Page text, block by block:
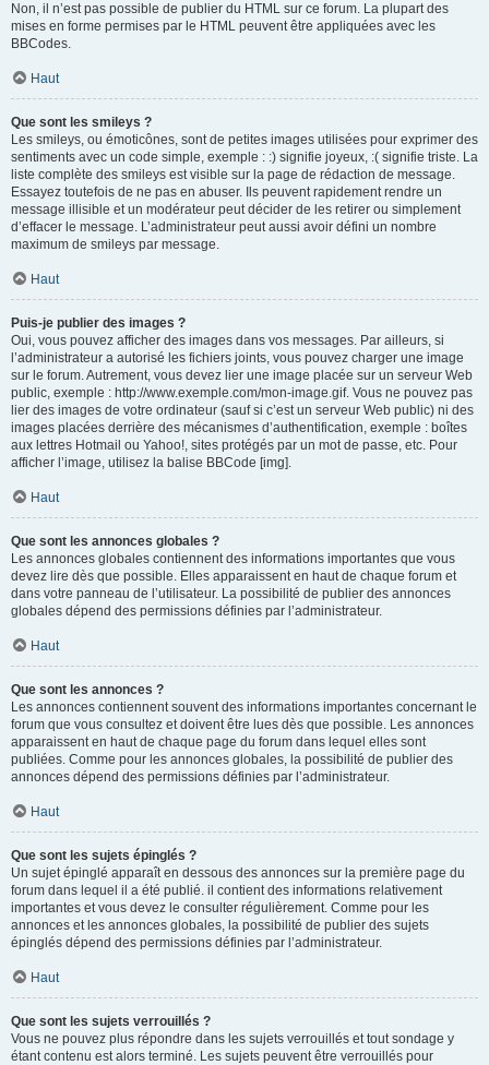
Non, il n’est pas possible de publier du HTML sur ce forum. La plupart des
mises en forme permises par le HTML peuvent être appliquées avec les
BBCodes.
Haut
Que sont les smileys ?
Les smileys, ou émoticônes, sont de petites images utilisées pour exprimer des
sentiments avec un code simple, exemple : :) signifie joyeux, :( signifie triste. La
liste complète des smileys est visible sur la page de rédaction de message.
Essayez toutefois de ne pas en abuser. Ils peuvent rapidement rendre un
message illisible et un modérateur peut décider de les retirer ou simplement
d’effacer le message. L’administrateur peut aussi avoir défini un nombre
maximum de smileys par message.
Haut
Puis-je publier des images ?
Oui, vous pouvez afficher des images dans vos messages. Par ailleurs, si
l’administrateur a autorisé les fichiers joints, vous pouvez charger une image
sur le forum. Autrement, vous devez lier une image placée sur un serveur Web
public, exemple : http://www.exemple.com/mon-image.gif. Vous ne pouvez pas
lier des images de votre ordinateur (sauf si c’est un serveur Web public) ni des
images placées derrière des mécanismes d’authentification, exemple : boîtes
aux lettres Hotmail ou Yahoo!, sites protégés par un mot de passe, etc. Pour
afficher l’image, utilisez la balise BBCode [img].
Haut
Que sont les annonces globales ?
Les annonces globales contiennent des informations importantes que vous
devez lire dès que possible. Elles apparaissent en haut de chaque forum et
dans votre panneau de l’utilisateur. La possibilité de publier des annonces
globales dépend des permissions définies par l’administrateur.
Haut
Que sont les annonces ?
Les annonces contiennent souvent des informations importantes concernant le
forum que vous consultez et doivent être lues dès que possible. Les annonces
apparaissent en haut de chaque page du forum dans lequel elles sont
publiées. Comme pour les annonces globales, la possibilité de publier des
annonces dépend des permissions définies par l’administrateur.
Haut
Que sont les sujets épinglés ?
Un sujet épinglé apparaît en dessous des annonces sur la première page du
forum dans lequel il a été publié. il contient des informations relativement
importantes et vous devez le consulter régulièrement. Comme pour les
annonces et les annonces globales, la possibilité de publier des sujets
épinglés dépend des permissions définies par l’administrateur.
Haut
Que sont les sujets verrouillés ?
Vous ne pouvez plus répondre dans les sujets verrouillés et tout sondage y
étant contenu est alors terminé. Les sujets peuvent être verrouillés pour